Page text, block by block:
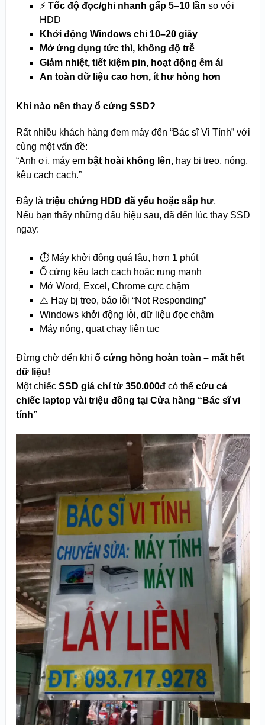
⚡ Tốc độ đọc/ghi nhanh gấp 5–10 lần so với
HDD
Khởi động Windows chỉ 10–20 giây
Mở ứng dụng tức thì, không độ trễ
Giảm nhiệt, tiết kiệm pin, hoạt động êm ái
An toàn dữ liệu cao hơn, ít hư hỏng hơn
Khi nào nên thay ổ cứng SSD?
Rất nhiều khách hàng đem máy đến “Bác sĩ Vi Tính” với
cùng một vấn đề:
“Anh ơi, máy em bật hoài không lên, hay bị treo, nóng,
kêu cạch cạch.”
Đây là triệu chứng HDD đã yếu hoặc sắp hư.
Nếu bạn thấy những dấu hiệu sau, đã đến lúc thay SSD
ngay:
⏱️ Máy khởi động quá lâu, hơn 1 phút
Ổ cứng kêu lạch cạch hoặc rung mạnh
Mở Word, Excel, Chrome cực chậm
⚠️ Hay bị treo, báo lỗi “Not Responding”
Windows khởi động lỗi, dữ liệu đọc chậm
Máy nóng, quạt chạy liên tục
Đừng chờ đến khi ổ cứng hỏng hoàn toàn – mất hết
dữ liệu!
Một chiếc SSD giá chỉ từ 350.000đcó thể cứu cả
chiếc laptop vài triệu đồng tại Cửa hàng “Bác sĩ vi
tính”